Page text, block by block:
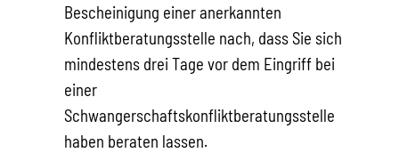
Bescheinigung einer anerkannten
Konfliktberatungsstelle nach, dass Sie sich
mindestens drei Tage vor dem Eingriff bei
einer
Schwangerschaftskonfliktberatungsstelle
haben beraten lassen.